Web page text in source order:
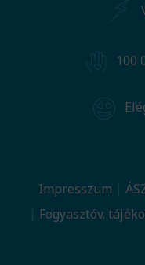
100
Impresszum
Fogyasztóv.